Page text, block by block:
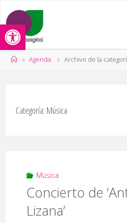
Abrir barra de
contenido
PáginaAgenda Archivo de la
Categoría: Música
Música
Concierto de
Lizana’